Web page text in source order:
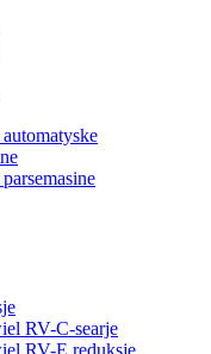
RV-C-searje
RV-E reduksje